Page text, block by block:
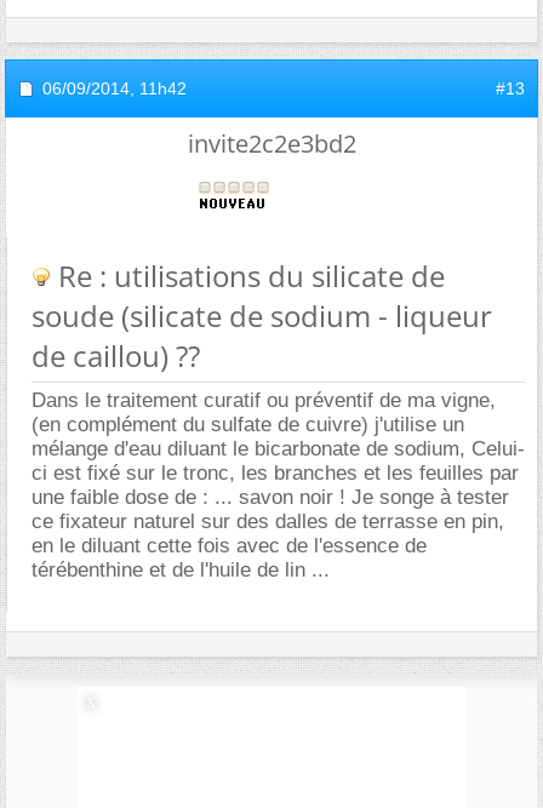
06/09/2014, 11h42 #13
invite2c2e3bd2
Re : utilisations du silicate de
soude (silicate de sodium - liqueur
de caillou) ??
Dans le traitement curatif ou préventif de ma vigne,
(en complément du sulfate de cuivre) j'utilise un
mélange d'eau diluant le bicarbonate de sodium, Celui-
ci est fixé sur le tronc, les branches et les feuilles par
une faible dose de : ... savon noir ! Je songe à tester
ce fixateur naturel sur des dalles de terrasse en pin,
en le diluant cette fois avec de l'essence de
térébenthine et de l'huile de lin ...